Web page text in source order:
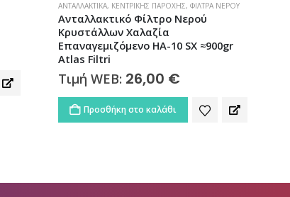
ΑΝΤΑΛΛΑΚΤΙΚΆ, ΚΕΝΤΡΙΚΉΣ ΠΑΡΟΧΉΣ, ΦΊΛΤΡΑ ΝΕΡΟΎ
Ανταλλακτικό Φίλτρο Νερού
Κρυστάλλων Χαλαζία
Επαναγεμιζόμενo HA-10 SX ≈900gr
Atlas Filtri
Τιμή WEB: 26,00 €
Προσθήκη στο καλάθι